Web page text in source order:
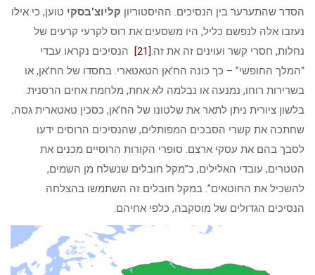
הסדר שהתערער בין הנסיכים. ההיסטוריון קליוצ’בסקי טוען, כי אילו
נעזבו אלה לנפשם כליל, היו משסעים את רוס לקרעי קרעים של
נחלות, חסרי קשר ועוינים זה את זה.[21]
הנסיכים נקראו עבדי
“המלך החופשי” – כך כונה הח’אן הטאטארי. בחסדו של הח’אן, או
בשרירות רוחו, נמנעה או נבלמה לא אחת, מלחמת אחים הרסנית.
בלשון ציורית ניתן לתאר את שלטונו של הח’אן, כסכין טאטארית גסה,
שחתכה את קשרי הסבכים המפותלים, שהנסיכים הרוסים ידעו
לסבך בהם את עסקי ארצם. סופרי הקורות הרוסיים מכנים את
הטטרים, עובדי האלילים, כ”מקל חובלים שנשלח מן השמים,
להשכיל את החוטאים”. במקל חובלים זה השתמשו בהצלחה
הנסיכים הגדולים של מוסקבה, כלפי אחיהם.